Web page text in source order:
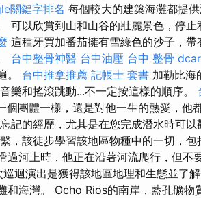
關鍵字排名 每個較大的建築海灘都提
可以欣賞到山和山谷的壯麗景色，停止
這種牙買加番茄擁有雪綠色的沙子，
台中整骨神醫 台中油壓 台中 整骨
。 台中推拿推薦 記帳士 套書 加勒比海
樂和搖滾跳動...不一定按這樣的順序。
個團體一樣，還是對他一生的熱愛，他
記的經歷，尤其是在您完成潛水時可以
，該徒步學習該地區物種中的一切，包
過河上時，他正在沿著河流爬行，但不
巡迴演出是獲得該地區地理和生態並了
和海灣。 Ocho Rios的南岸，藍孔礦物